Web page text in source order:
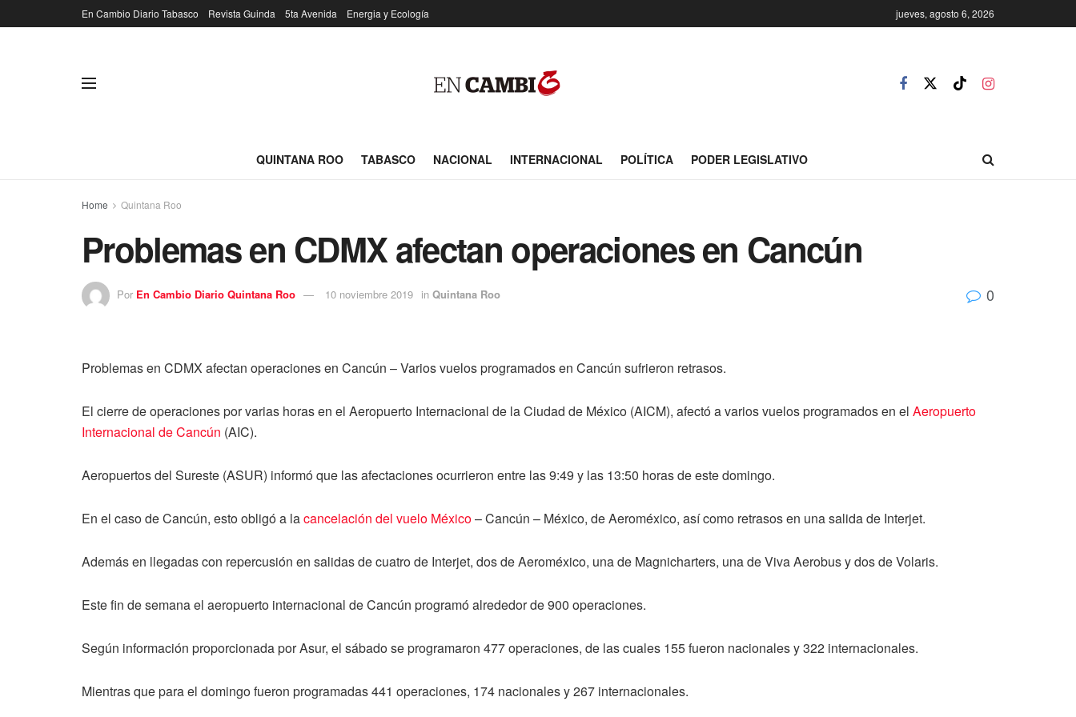
En Cambio Diario Tabasco Revista Guinda 5ta Avenida Energia y Ecología jueves, agosto 6, 2026
QUINTANA ROO TABASCO NACIONAL INTERNACIONAL POLÍTICA PODER LEGISLATIVO
Home Quintana Roo
Problemas en CDMX afectan operaciones en Cancún
Por En Cambio Diario Quintana Roo 10 noviembre 2019 in Quintana Roo 0
Problemas en CDMX afectan operaciones en Cancún – Varios vuelos programados en Cancún sufrieron retrasos.
El cierre de operaciones por varias horas en el Aeropuerto Internacional de la Ciudad de México (AICM), afectó a varios vuelos programados en el Aeropuerto
Internacional de Cancún (AIC).
Aeropuertos del Sureste (ASUR) informó que las afectaciones ocurrieron entre las 9:49 y las 13:50 horas de este domingo.
En el caso de Cancún, esto obligó a lacancelación del vuelo México– Cancún – México, de Aeroméxico, así como retrasos en una salida de Interjet.
Además en llegadas con repercusión en salidas de cuatro de Interjet, dos de Aeroméxico, una de Magnicharters, una de Viva Aerobus y dos de Volaris.
Este fin de semana el aeropuerto internacional de Cancún programó alrededor de 900 operaciones.
Según información proporcionada por Asur, el sábado se programaron 477 operaciones, de las cuales 155 fueron nacionales y 322 internacionales.
Mientras que para el domingo fueron programadas 441 operaciones, 174 nacionales y 267 internacionales.